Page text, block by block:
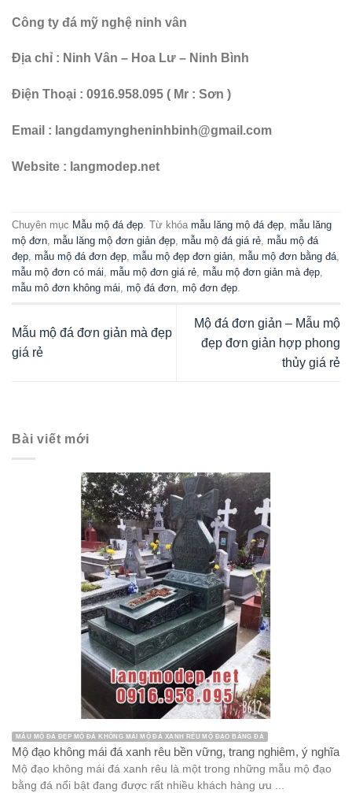
Công ty đá mỹ nghệ ninh vân
Địa chỉ : Ninh Vân – Hoa Lư – Ninh Bình
Điện Thoại : 0916.958.095 ( Mr : Sơn )
Email : langdamyngheninhbinh@gmail.com
Website : langmodep.net
Chuyên mục Mẫu mộ đá đẹp . Từ khóa mẫu lăng mộ đá đẹp mẫu lăng
mộ đơn mẫu lăng mộ đơn giản đẹp mẫu mộ đá giá rẻ mẫu mộ đá
đẹp mẫu mộ đá đơn đẹp mẫu mộ đẹp đơn giản mẫu mộ đơn bằng đá
mẫu mộ đơn có mái mẫu mộ đơn giá rẻ mẫu mộ đơn giản mà đẹp
mẫu mô đơn không mái mộ đá đơn mộ đơn đẹp
Mẫu mộ đá đơn giản mà đẹp
giá rẻ
Mộ đá đơn giản – Mẫu mộ
đẹp đơn giản hợp phong
thủy giá rẻ
Bài viết mới
MẪU MỘ ĐÁ ĐẸP MỘ ĐÁ KHÔNG MÁI MỘ ĐÁ XANH RÊU MỘ ĐẠO BẰNG ĐÁ
Mộ đạo không mái đá xanh rêu bền vững, trang nghiêm, ý nghĩa
Mộ đạo không mái đá xanh rêu là một trong những mẫu mộ đạo
bằng đá nổi bật đang được rất nhiều khách hàng ưu ...